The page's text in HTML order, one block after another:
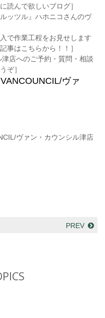
読んで欲しいブログ］
ッツル』ハホニコさんのヴ
で作業工程をお見せします
事はこちらから！！］
店へのご予約・質問・相談
ぞ］
ヴァン・カウンシル津店
PREV